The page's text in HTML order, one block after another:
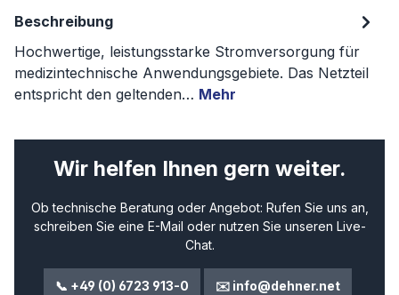
Beschreibung
Hochwertige, leistungsstarke Stromversorgung für
medizintechnische Anwendungsgebiete. Das Netzteil
entspricht den geltenden… Mehr
Wir helfen Ihnen gern weiter.
Ob technische Beratung oder Angebot: Rufen Sie uns an,
schreiben Sie eine E-Mail oder nutzen Sie unseren Live-
Chat.
📞 +49 (0) 6723 913-0 ✉️ info@dehner.net